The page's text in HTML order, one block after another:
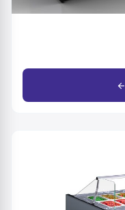
arrow_back